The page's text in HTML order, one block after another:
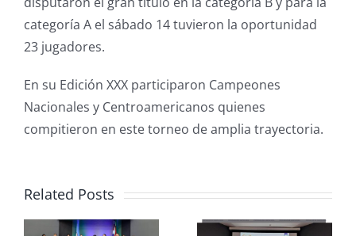
categoría A el sábado 14 tuvieron la oportunidad
23 jugadores.
En su Edición XXX participaron Campeones
Nacionales y Centroamericanos quienes
compitieron en este torneo de amplia trayectoria.
Related Posts
V